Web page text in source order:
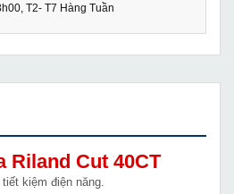
T2- T7 Hàng Tuần
Riland Cut 40CT
kiệm điện năng.